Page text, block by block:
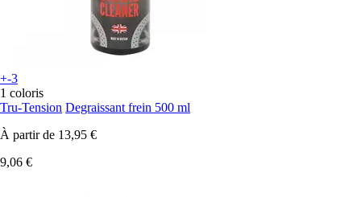
+-3
1 coloris
Tru-Tension Degraissant frein 500 ml
À partir de 13,95 €
9,06 €